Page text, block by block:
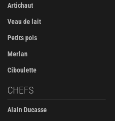
Artichaut
Veau de lait
Petits pois
Merlan
Ciboulette
CHEFS
Alain Ducasse